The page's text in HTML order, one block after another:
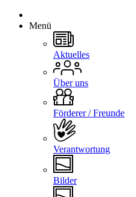
Menü
Aktuelles
Über uns
Förderer / Freunde
Verantwortung
Bilder